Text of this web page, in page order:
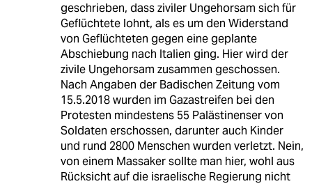
geschrieben, dass ziviler Ungehorsam sich für
Geflüchtete lohnt, als es um den Widerstand
von Geflüchteten gegen eine geplante
Abschiebung nach Italien ging. Hier wird der
zivile Ungehorsam zusammen geschossen.
Nach Angaben der Badischen Zeitung vom
15.5.2018 wurden im Gazastreifen bei den
Protesten mindestens 55 Palästinenser von
Soldaten erschossen, darunter auch Kinder
und rund 2800 Menschen wurden verletzt. Nein,
von einem Massaker sollte man hier, wohl aus
Rücksicht auf die israelische Regierung nicht